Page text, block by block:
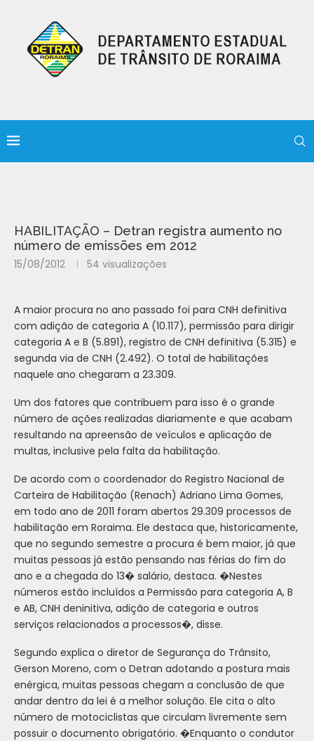
HABILITAÇÃO – Detran registra aumento no
número de emissões em 2012
15/08/2012 54 visualizações
A maior procura no ano passado foi para CNH definitiva
com adição de categoria A (10.117), permissão para dirigir
categoria A e B (5.891), registro de CNH definitiva (5.315) e
segunda via de CNH (2.492). O total de habilitações
naquele ano chegaram a 23.309.
Um dos fatores que contribuem para isso é o grande
número de ações realizadas diariamente e que acabam
resultando na apreensão de veículos e aplicação de
multas, inclusive pela falta da habilitação.
De acordo com o coordenador do Registro Nacional de
Carteira de Habilitação (Renach) Adriano Lima Gomes,
em todo ano de 2011 foram abertos 29.309 processos de
habilitação em Roraima. Ele destaca que, historicamente,
que no segundo semestre a procura é bem maior, já que
muitas pessoas já estão pensando nas férias do fim do
ano e a chegada do 13� salário, destaca. �Nestes
números estão incluídos a Permissão para categoria A, B
e AB, CNH deninitiva, adição de categoria e outros
serviços relacionados a processos�, disse.
Segundo explica o diretor de Segurança do Trânsito,
Gerson Moreno, com o Detran adotando a postura mais
enérgica, muitas pessoas chegam a conclusão de que
andar dentro da lei é a melhor solução. Ele cita o alto
número de motociclistas que circulam livremente sem
possuir o documento obrigatório. �Enquanto o condutor